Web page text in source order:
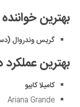
بهترین
گریس وندروال (دسامبر
بهترین عملکرد
کامیلا کابیو
Ariana Grande